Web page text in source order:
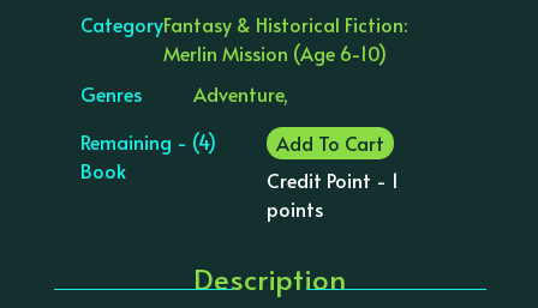
CategoryFantasy & Historical Fiction:
Merlin Mission (Age 6-10)
Genres
Adventure,
Remaining - (4)
Book
Add To Cart
Credit Point - 1
points
Description